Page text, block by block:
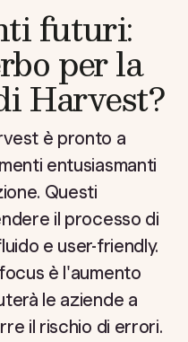
futuri:
per la
Harvest?
è pronto a
entusiasmanti
Questi
il processo di
e user-friendly.
è l'aumento
le aziende a
il rischio di errori.